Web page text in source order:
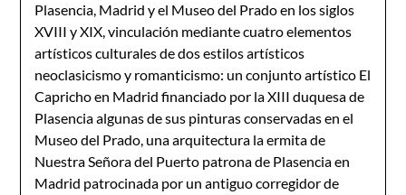
Plasencia, Madrid y el Museo del Prado en los siglos
XVIII y XIX, vinculación mediante cuatro elementos
artísticos culturales de dos estilos artísticos
neoclasicismo y romanticismo: un conjunto artístico El
Capricho en Madrid financiado por la XIII duquesa de
Plasencia algunas de sus pinturas conservadas en el
Museo del Prado, una arquitectura la ermita de
Nuestra Señora del Puerto patrona de Plasencia en
Madrid patrocinada por un antiguo corregidor de